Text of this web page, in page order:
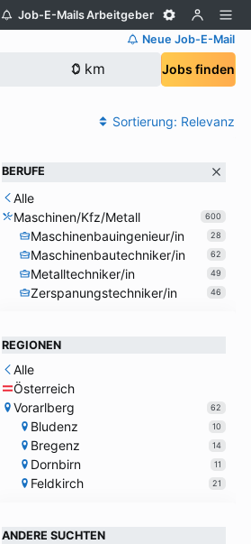
Job-E-MailsArbeitgeber
Neue Job-E-Mail
Jobs finden
Sortierung: Relevanz
BERUFE
Alle
Maschinen/Kfz/Metall
600
Maschinenbauingenieur/in 28
Maschinenbautechniker/in 62
Metalltechniker/in 49
Zerspanungstechniker/in 46
REGIONEN
Alle
Österreich
Vorarlberg
62
Bludenz 10
Bregenz 14
Dornbirn 11
Feldkirch 21
ANDERE SUCHTEN